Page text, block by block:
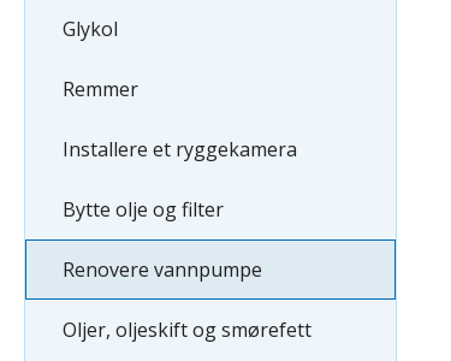
Glykol
Remmer
Installere et ryggekamera
Bytte olje og filter
Renovere vannpumpe
Oljer, oljeskift og smørefett